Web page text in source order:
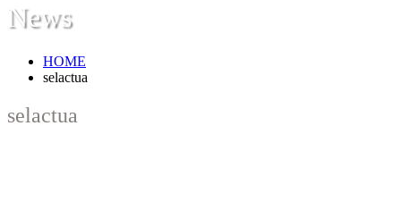
News
HOME
selactua
selactua